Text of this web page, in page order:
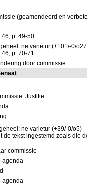
(geamendeerd en
46, p. 49-50
ne varietur (+101/-0/
46, p. 70-71
door commissie
Justitie
ne varietur (+39/-0/o5)
de tekst ingestemd zoals die
commissie
agenda
agenda